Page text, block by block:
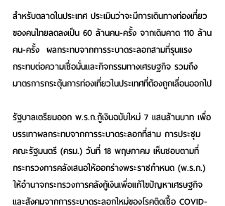
สำหรับตลาดในประเทศ ประเมินว่าจะมีการเดินทางท่องเที่ยว
ของคนไทยลดลงเป็น 60 ล้านคน-ครั้ง จากเดิมคาด 110 ล้าน
คน-ครั้ง  ผลกระทบจากการระบาดระลอกสามที่รุนแรง
กระทบต่อความเชื่อมั่นและกิจกรรมทางเศรษฐกิจ รวมถึง
มาตรการกระตุ้นการท่องเที่ยวในประเทศที่ต้องถูกเลื่อนออกไป
รัฐบาลเตรียมออก พ.ร.ก.กู้เงินฉบับใหม่ 7 แสนล้านบาท เพื่อ
บรรเทาผลกระทบจากการระบาดระลอกที่สาม การประชุม
คณะรัฐมนตรี (ครม.) วันที่ 18 พฤษภาคม เห็นชอบตามที่
กระทรวงการคลังเสนอให้ออกร่างพระราชกำหนด (พ.ร.ก.)
ให้อำนาจกระทรวงการคลังกู้เงินเพื่อแก้ไขปัญหาเศรษฐกิจ
และสังคมจากการระบาดระลอกใหม่ของโรคติดเชื้อ COVID-